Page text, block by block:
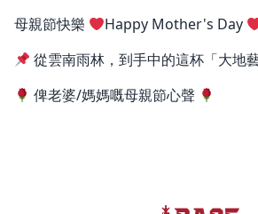
母親節快樂
Happy Mother's Day
從雲南雨林，到手中的這杯「大地藝
俾老婆/媽媽嘅母親節心聲